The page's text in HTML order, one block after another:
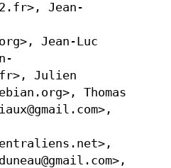
Jean-
Jean-Luc
Julien
Thomas